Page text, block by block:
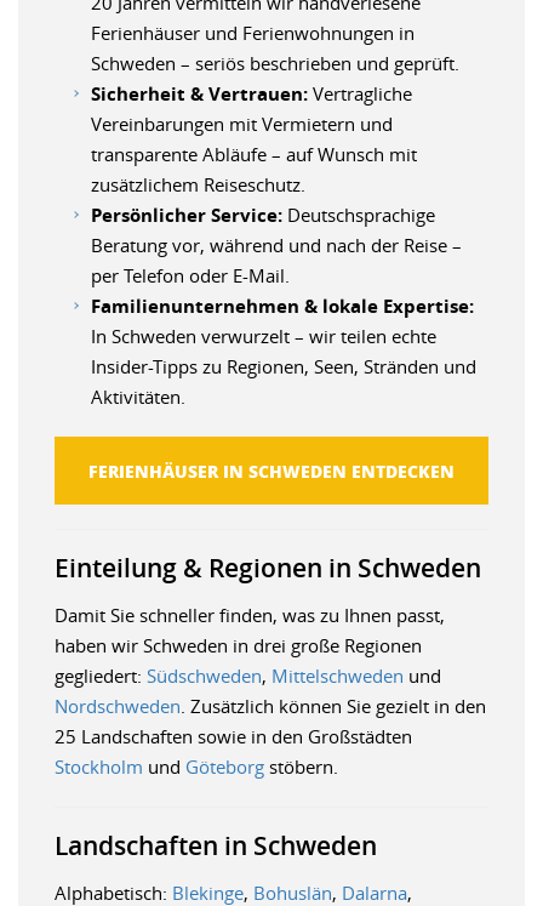
Ferienhäuser und Ferienwohnungen in
Schweden – seriös beschrieben und geprüft.
Sicherheit & Vertrauen: Vertragliche
Vereinbarungen mit Vermietern und
transparente Abläufe – auf Wunsch mit
zusätzlichem Reiseschutz.
Persönlicher Service: Deutschsprachige
Beratung vor, während und nach der Reise –
per Telefon oder E-Mail.
Familienunternehmen & lokale Expertise:
In Schweden verwurzelt – wir teilen echte
Insider-Tipps zu Regionen, Seen, Stränden und
Aktivitäten.
FERIENHÄUSER IN SCHWEDEN ENTDECKEN
Einteilung & Regionen in Schweden
Damit Sie schneller finden, was zu Ihnen passt,
haben wir Schweden in drei große Regionen
gegliedert: Südschweden, Mittelschweden und
Nordschweden. Zusätzlich können Sie gezielt in den
25 Landschaften sowie in den Großstädten
Stockholm und Göteborg stöbern.
Landschaften in Schweden
Alphabetisch: Blekinge, Bohuslän, Dalarna,